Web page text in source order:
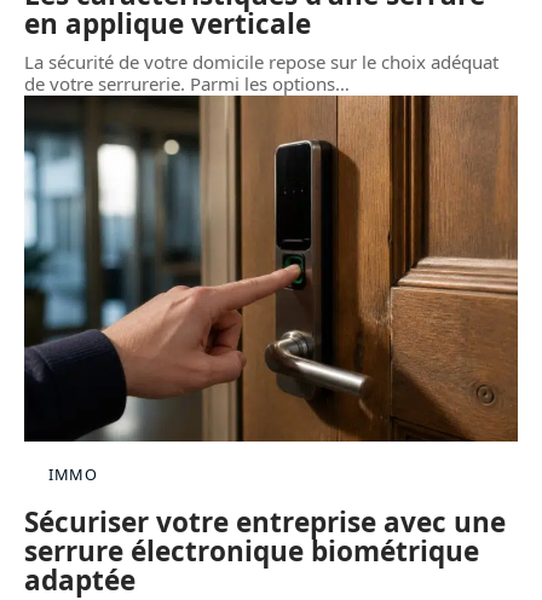
en applique verticale
La sécurité de votre domicile repose sur le choix adéquat
de votre serrurerie. Parmi les options…
IMMO
Sécuriser votre entreprise avec une
serrure électronique biométrique
adaptée